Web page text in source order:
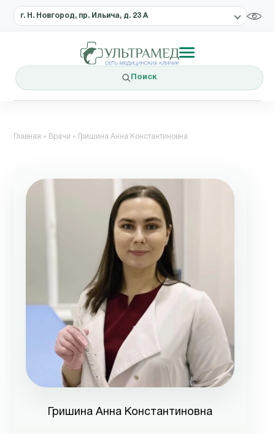
г. Н. Новгород, пр. Ильича, д. 23 А
Поиск
Главная » Врачи » Гришина Анна Константиновна
Гришина Анна Константиновна